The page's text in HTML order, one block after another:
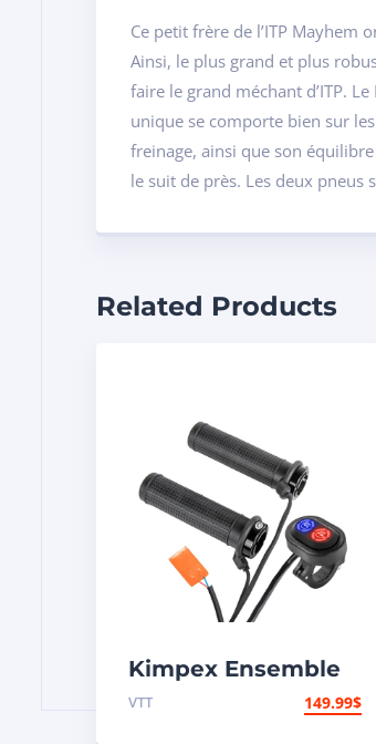
Ce petit frère de l’ITP
Ainsi, le plus grand et plus
faire le grand méchant d’ITP.
unique se comporte bien sur
freinage, ainsi que son
le suit de près. Les deux
Related Products
Kimpex Ensemble
de poignées et
pouces chauffants
VTT 149.99$